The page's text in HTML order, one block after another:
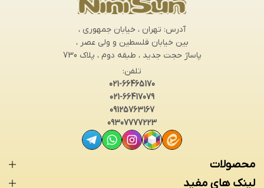
آدرس: تهران ، خیابان جمهوری ،
بین خیابان فلسطین و ولی عصر ،
پاساژ حجت جدید ، طبقه دوم ، پلاک 730
تلفن:
021-66465170
021-66417079
09125763167
09307777223
محصولات
لینک های مفید